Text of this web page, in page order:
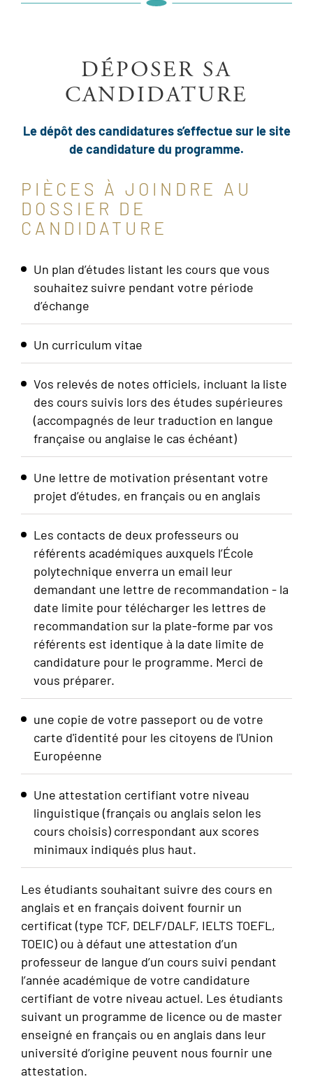
DÉPOSER SA
CANDIDATURE
Le dépôt des candidatures s’effectue sur le site
de candidature du programme.
PIÈCES À JOINDRE AU
DOSSIER DE
CANDIDATURE
Un plan d’études listant les cours que vous
souhaitez suivre pendant votre période
d’échange
Un curriculum vitae
Vos relevés de notes officiels, incluant la liste
des cours suivis lors des études supérieures
(accompagnés de leur traduction en langue
française ou anglaise le cas échéant)
Une lettre de motivation présentant votre
projet d’études, en français ou en anglais
Les contacts de deux professeurs ou
référents académiques auxquels l’École
polytechnique enverra un email leur
demandant une lettre de recommandation - la
date limite pour télécharger les lettres de
recommandation sur la plate-forme par vos
référents est identique à la date limite de
candidature pour le programme. Merci de
vous préparer.
une copie de votre passeport ou de votre
carte d'identité pour les citoyens de l'Union
Européenne
Une attestation certifiant votre niveau
linguistique (français ou anglais selon les
cours choisis) correspondant aux scores
minimaux indiqués plus haut.
Les étudiants souhaitant suivre des cours en
anglais et en français doivent fournir un
certificat (type TCF, DELF/DALF, IELTS TOEFL,
TOEIC) ou à défaut une attestation d’un
professeur de langue d’un cours suivi pendant
l’année académique de votre candidature
certifiant de votre niveau actuel. Les étudiants
suivant un programme de licence ou de master
enseigné en français ou en anglais dans leur
université d’origine peuvent nous fournir une
attestation.